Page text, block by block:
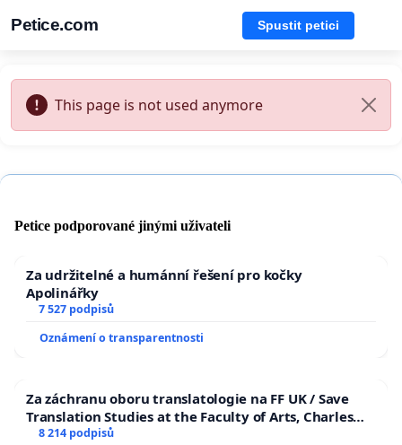
Petice.com Spustit petici
This page is not used anymore
Petice podporované jinými uživateli
Za udržitelné a humánní řešení pro kočky
Apolinářky
7 527 podpisů
Oznámení o transparentnosti
Za záchranu oboru translatologie na FF UK / Save
Translation Studies at the Faculty of Arts, Charles
University
8 214 podpisů